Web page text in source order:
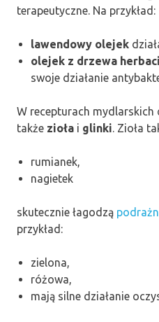
terapeutyczne. Na przykład:
lawendowy olejek
olejek z drzewa
swoje działanie
W recepturach
także zioła i glinki. Zioła
rumianek,
nagietek
skutecznie łagodzą
przykład:
zielona,
różowa,
mają silne działanie